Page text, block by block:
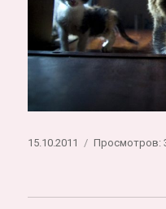
Опубликовано
15.10.2011 Просмотров: